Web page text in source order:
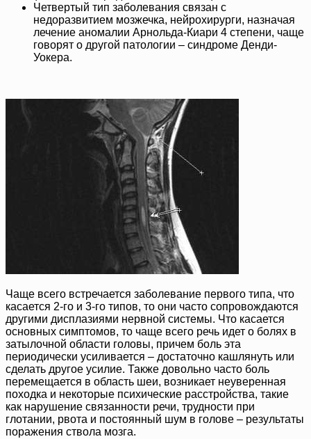
Четвертый тип заболевания связан с
недоразвитием мозжечка, нейрохирурги, назначая
лечение аномалии Арнольда-Киари 4 степени, чаще
говорят о другой патологии – синдроме Денди-
Уокера.
Чаще всего встречается заболевание первого типа, что
касается 2-го и 3-го типов, то они часто сопровождаются
другими дисплазиями нервной системы. Что касается
основных симптомов, то чаще всего речь идет о болях в
затылочной области головы, причем боль эта
периодически усиливается – достаточно кашлянуть или
сделать другое усилие. Также довольно часто боль
перемещается в область шеи, возникает неуверенная
походка и некоторые психические расстройства, такие
как нарушение связанности речи, трудности при
глотании, рвота и постоянный шум в голове – результаты
поражения ствола мозга.